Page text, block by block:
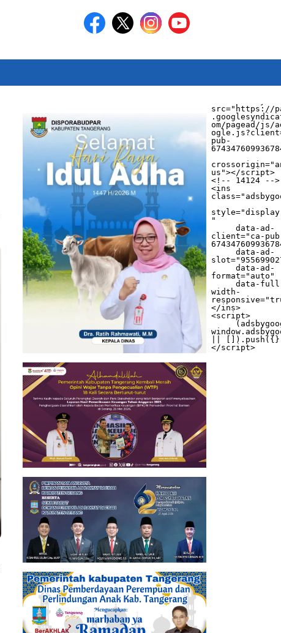
src="https://
om/pagead/js/
pub-
us"></script>
<!-- 14124 -->
<ins
"
     data-ad-
client="ca-
     data-ad-
     data-ad-
format="auto"
     data-full-
width-
</ins>
<script>
||
</script>